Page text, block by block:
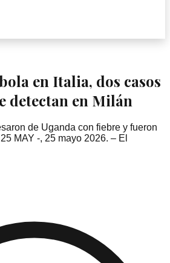
en Italia, dos casos
detectan en Milán
de Uganda con fiebre y fueron
MAY -, 25 mayo 2026. – El